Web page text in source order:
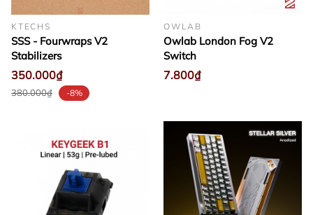
KTECHS
SSS - Fourwraps V2
Stabilizers
350.000₫
380.000₫ -8%
OWLAB
Owlab London Fog V2
Switch
7.800₫